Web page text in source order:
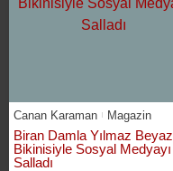
Canan Karaman Magazin
Biran Damla Yılmaz Beyaz
Bikinisiyle Sosyal Medyayı
Salladı